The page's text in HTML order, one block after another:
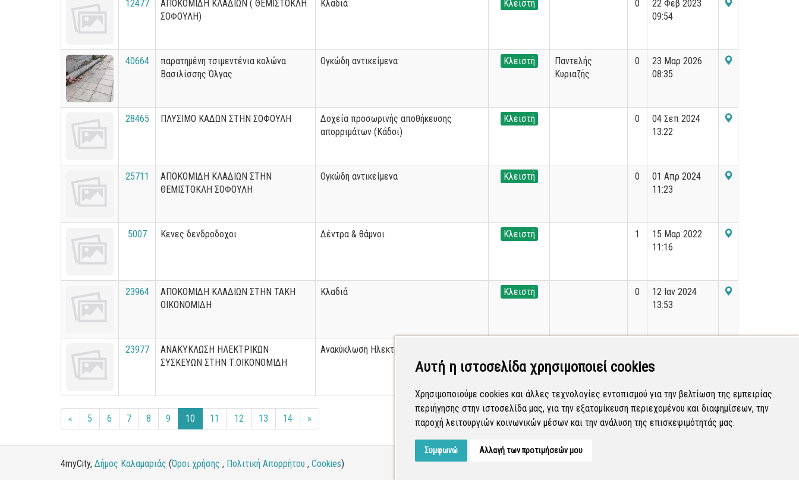
Αυτή η ιστοσελίδα χρησιμοποιεί cookies
Χρησιμοποιούμε cookies και άλλες τεχνολογίες εντοπισμού για την βελτίωση της εμπειρίας
περιήγησης στην ιστοσελίδα μας, για την εξατομίκευση περιεχομένου και διαφημίσεων, την
παροχή λειτουργιών κοινωνικών μέσων και την ανάλυση της επισκεψιμότητάς μας.
Συμφωνώ Αλλαγή των προτιμήσεών μου
12477
ΑΠΟΚΟΜΙΔΗ ΚΛΑΔΙΩΝ ( ΘΕΜΙΣΤΟΚΛΗ
ΣΟΦΟΥΛΗ)
Κλαδιά Κλειστή 0
22 Φεβ 2023
09:54
40664
παρατημένη τσιμεντένια κολώνα
Βασιλίσσης Όλγας
Ογκώδη αντικείμενα Κλειστή
Παντελής
Κυριαζής
0
23 Μαρ 2026
08:35
28465 ΠΛΥΣΙΜΟ ΚΑΔΩΝ ΣΤΗΝ ΣΟΦΟΥΛΗ
Δοχεία προσωρινής αποθήκευσης
απορριμάτων (Κάδοι)
Κλειστή 0
04 Σεπ 2024
13:22
25711
ΑΠΟΚΟΜΙΔΗ ΚΛΑΔΙΩΝ ΣΤΗΝ
ΘΕΜΙΣΤΟΚΛΗ ΣΟΦΟΥΛΗ
Ογκώδη αντικείμενα Κλειστή 0
01 Απρ 2024
11:23
5007 Κενες δενδροδοχοι Δέντρα & θάμνοι Κλειστή 1
15 Μαρ 2022
11:16
23964
ΑΠΟΚΟΜΙΔΗ ΚΛΑΔΙΩΝ ΣΤΗΝ ΤΑΚΗ
ΟΙΚΟΝΟΜΙΔΗ
Κλαδιά Κλειστή 0
12 Ιαν 2024
13:53
23977
ΑΝΑΚΥΚΛΩΣΗ ΗΛΕΚΤΡΙΚΩΝ
ΣΥΣΚΕΥΩΝ ΣΤΗΝ Τ.ΟΙΚΟΝΟΜΙΔΗ
Ανακύκλωση Ηλεκτρικών Συσκευών
11:28
« 5 6 7 8 9 10 11 12 13 14 » Εμφανίζονται181-200από36.088εγγραφές.
4myCity, Δήμος Καλαμαριάς (Όροι χρήσης , Πολιτική Απορρήτου , Cookies)